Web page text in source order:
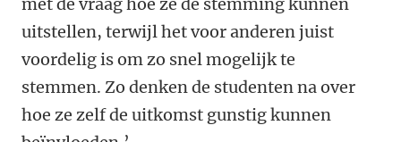
met de vraag hoe ze de stemming kunnen
uitstellen, terwijl het voor anderen juist
voordelig is om zo snel mogelijk te
stemmen. Zo denken de studenten na over
hoe ze zelf de uitkomst gunstig kunnen